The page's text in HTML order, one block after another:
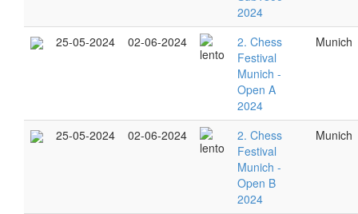
2024
25-05-2024 02-06-2024
2. Chess
Festival
Munich -
Open A
2024
Munich
25-05-2024 02-06-2024
2. Chess
Festival
Munich -
Open B
2024
Munich